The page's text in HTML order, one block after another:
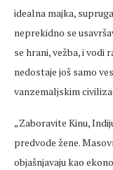
idealna majka,
neprekidno se
se hrani, vežba, i vodi
nedostaje još samo
vanzemaljskim
„Zaboravite Kinu,
predvode žene.
objašnjavaju kao